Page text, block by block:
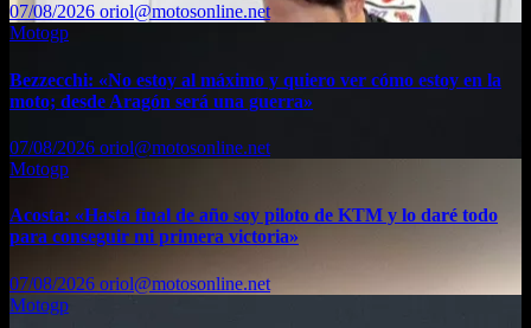
07/08/2026 oriol@motosonline.net
Motogp
Bezzecchi: «No estoy al máximo y quiero ver cómo estoy en la
moto; desde Aragón será una guerra»
07/08/2026 oriol@motosonline.net
Motogp
Acosta: «Hasta final de año soy piloto de KTM y lo daré todo
para conseguir mi primera victoria»
07/08/2026 oriol@motosonline.net
Motogp